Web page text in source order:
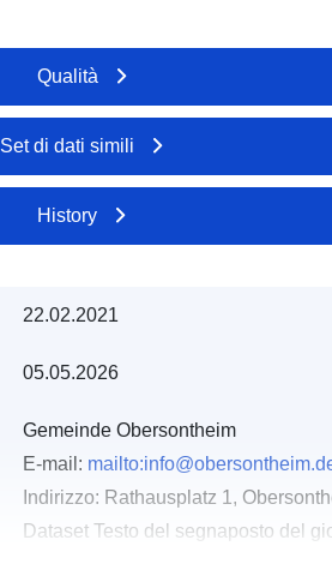
Qualità
Set di dati simili
History
22.02.2021
05.05.2026
Gemeinde Obersontheim
E-mail:
Indirizzo: Rathausplatz 1,
Dataset Testo del segnaposto del